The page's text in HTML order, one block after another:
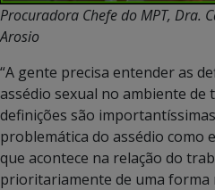
Procuradora Chefe do MPT, Dra.
Arosio
“A gente precisa entender as
assédio sexual no ambiente de
definições são
problemática do assédio como
que acontece na relação do
prioritariamente de uma forma